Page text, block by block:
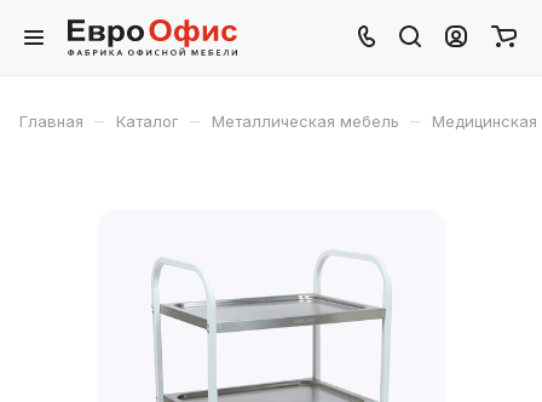
Главная – Каталог – Металлическая мебель –